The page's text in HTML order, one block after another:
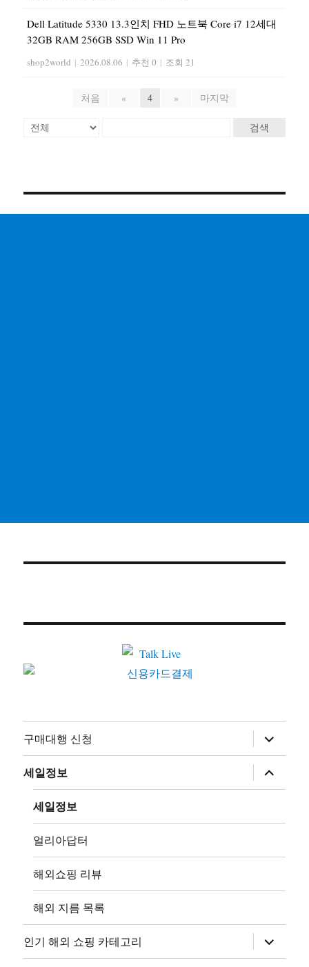
Dell Latitude 5330 13.3인치 FHD 노트북 Core i7 12세대
32GB RAM 256GB SSD Win 11 Pro
shop2world | 2026.08.06 | 추천 0 | 조회 21
처음 « 4 » 마지막
검색
구매대행 신청
하
위
메
뉴
확
장
세일정보
하
위
메
장
세일정보
얼리아답터
해외쇼핑 리뷰
해외 지름 목록
인기 해외 쇼핑 카테고리
하
위
메